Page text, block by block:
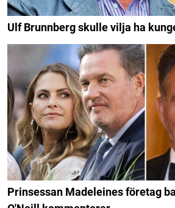
Ulf Brunnberg skulle vilja ha
Prinsessan Madeleines företag